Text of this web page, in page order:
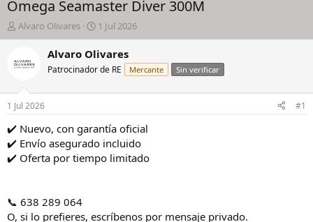
Omega Seamaster Diver 300M
I
n
c
a
d
o
r
d
e
o
Alvaro Olivares
F
e
c
a
i
n
c
i
1 Jul 2026
Alvaro Olivares
Patrocinador de RE Mercante Sin verificar
1 Jul 2026 #1
✔️ Nuevo, con garantía oficial
✔️ Envío asegurado incluido
✔️ Oferta por tiempo limitado
📞 638 289 064
O, si lo prefieres, escríbenos por mensaje privado.